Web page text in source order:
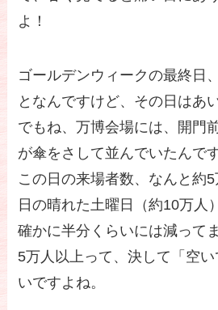
よ！
ゴールデンウィークの最終日
となんですけど、その日はあ
でもね、万博会場には、開門
が傘をさして並んでいたんで
この日の来場者数、なんと約
日の晴れた土曜日（約10万人
確かに半分くらいには減って
5万人以上って、決して「空
いですよね。